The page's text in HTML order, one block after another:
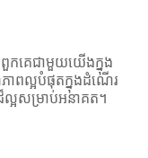
គេជាមួយយើងក្នុង
ពល្អបំផុតក្នុងដំណើរ
ល្អសម្រាប់អនាគត។